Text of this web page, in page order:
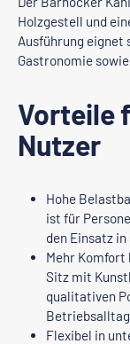
Holzgestell und
Ausführung eignet
Gastronomie
Vorteile
Nutzer
Hohe
ist für
den Einsatz
Mehr
Sitz mit
qualitativen
Betriebsalltag
Flexibel in